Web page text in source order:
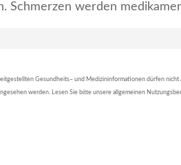
Schmerzen werden
Gesundheits– und Medizininformationen dürfen nicht
werden. Lesen Sie bitte unsere allgemeinen